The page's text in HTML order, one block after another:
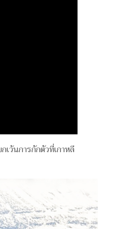
เว้นการกักตัวที่เกาหลี